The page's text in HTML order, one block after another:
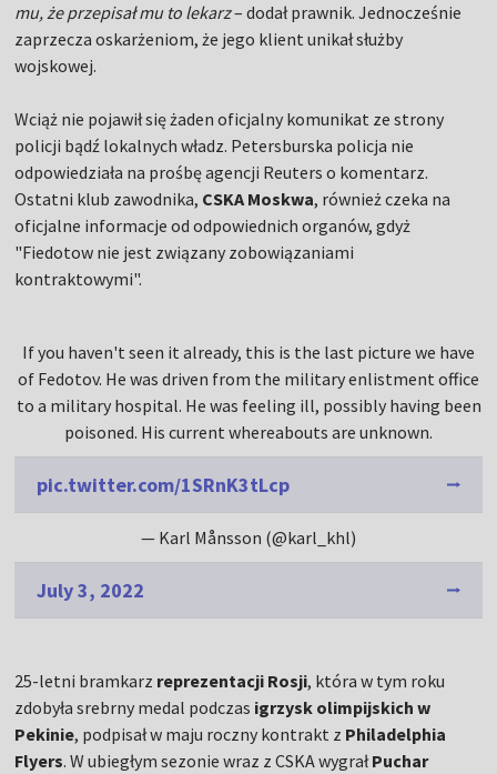
mu, że przepisał mu to lekarz– dodał prawnik. Jednocześnie
zaprzecza oskarżeniom, że jego klient unikał służby
wojskowej.
Wciąż nie pojawił się żaden oficjalny komunikat ze strony
policji bądź lokalnych władz. Petersburska policja nie
odpowiedziała na prośbę agencji Reuters o komentarz.
Ostatni klub zawodnika, CSKA Moskwa, również czeka na
oficjalne informacje od odpowiednich organów, gdyż
"Fiedotow nie jest związany zobowiązaniami
kontraktowymi".
If you haven't seen it already, this is the last picture we have
of Fedotov. He was driven from the military enlistment office
to a military hospital. He was feeling ill, possibly having been
poisoned. His current whereabouts are unknown.
pic.twitter.com/1SRnK3tLcp
— Karl Månsson (@karl_khl)
July 3, 2022
25-letni bramkarz reprezentacji Rosji, która w tym roku
zdobyła srebrny medal podczas igrzysk olimpijskich w
Pekinie, podpisał w maju roczny kontrakt z Philadelphia
Flyers. W ubiegłym sezonie wraz z CSKA wygrałPuchar